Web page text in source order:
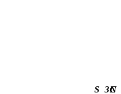
3
S
C
N